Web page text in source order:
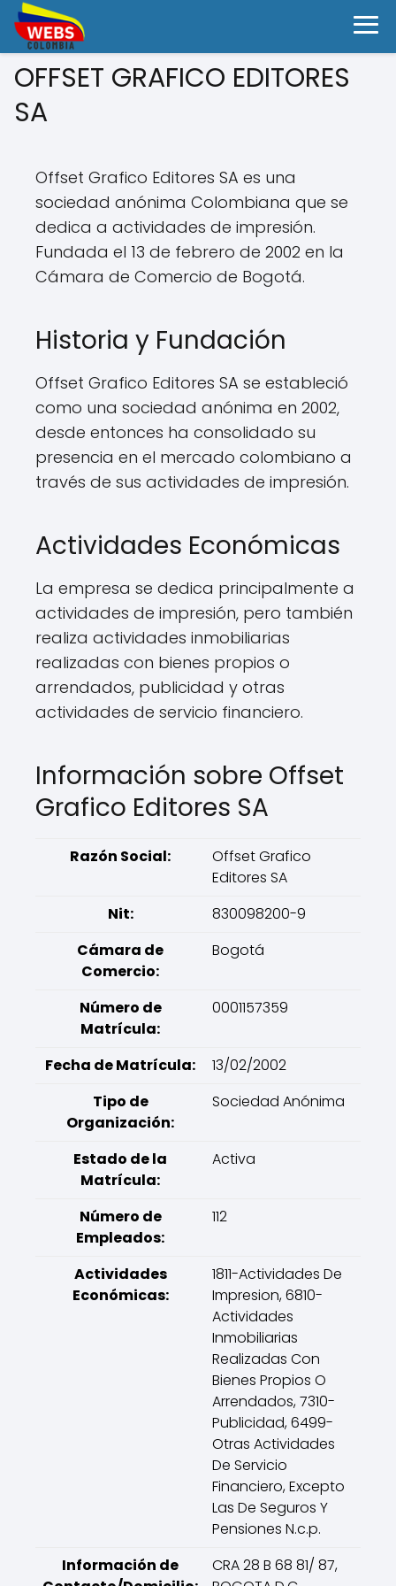
OFFSET GRAFICO EDITORES
SA
Offset Grafico Editores SA es una
sociedad anónima Colombiana que se
dedica a actividades de impresión.
Fundada el 13 de febrero de 2002 en la
Cámara de Comercio de Bogotá.
Historia y Fundación
Offset Grafico Editores SA se estableció
como una sociedad anónima en 2002,
desde entonces ha consolidado su
presencia en el mercado colombiano a
través de sus actividades de impresión.
Actividades Económicas
La empresa se dedica principalmente a
actividades de impresión, pero también
realiza actividades inmobiliarias
realizadas con bienes propios o
arrendados, publicidad y otras
actividades de servicio financiero.
Información sobre Offset
Grafico Editores SA
Razón Social:
Offset Grafico
Editores SA
Nit:
830098200-9
Cámara de
Comercio:
Bogotá
Número de
Matrícula:
0001157359
Fecha de Matrícula:
13/02/2002
Tipo de
Organización:
Sociedad Anónima
Estado de la
Matrícula:
Activa
Número de
Empleados:
112
Actividades
Económicas:
1811-Actividades De
Impresion, 6810-
Actividades
Inmobiliarias
Realizadas Con
Bienes Propios O
Arrendados, 7310-
Publicidad, 6499-
Otras Actividades
De Servicio
Financiero, Excepto
Las De Seguros Y
Pensiones N.c.p.
Información de
CRA 28 B 68 81/ 87,